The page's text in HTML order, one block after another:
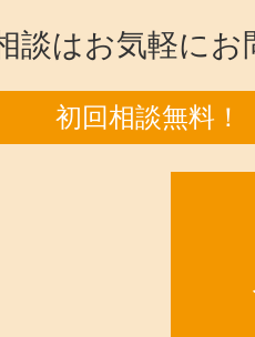
談はお気軽に
初回相談無料！